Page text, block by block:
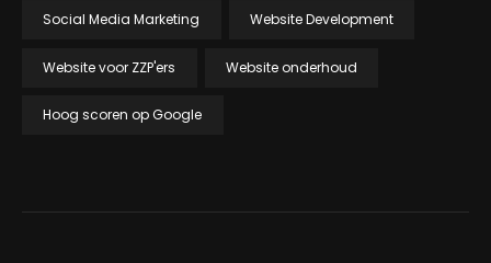
Social Media Marketing Website Development
Website voor ZZP'ers Website onderhoud
Hoog scoren op Google